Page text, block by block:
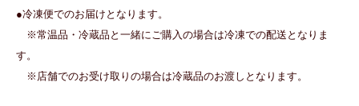
●冷凍便でのお届けとなります。
※常温品・冷蔵品と一緒にご購入の場合は冷凍での配送となりま
す。
※店舗でのお受け取りの場合は冷蔵品のお渡しとなります。